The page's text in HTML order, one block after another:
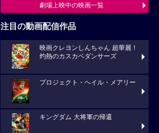
劇場上映中の映画一覧
注目の動画配信作品
映画クレヨンしんちゃん 超華麗！
灼熱のカスカベダンサーズ
プロジェクト・ヘイル・メアリー
キングダム 大将軍の帰還